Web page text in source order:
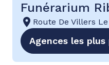
Funérarium
Route De Villers
Agences les plus